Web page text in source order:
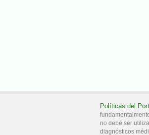
Políticas del
no debe ser
diagnósticos